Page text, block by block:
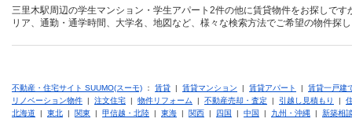
三里木駅周辺の学生マンション・学生アパート2件の他に賃貸物件をお探しで
リア、通勤・通学時間、大学名、地図など、様々な検索方法でご希望の物件
不動産・住宅サイト SUUMO(スーモ) ： 賃貸 | 賃貸マンション | 賃貸アパート | 賃貸一戸建
リノベーション物件 | 注文住宅 | 物件リフォーム | 不動産売却・査定 | 引越し見積もり |
北海道 | 東北 | 関東 | 甲信越・北陸 | 東海 | 関西 | 四国 | 中国 | 九州・沖縄 | 新築相